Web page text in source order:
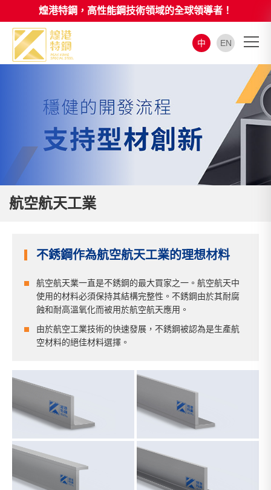
煌港特鋼，高性能鋼技術領域的全球領導者！
中 EN
航空航天工業
不銹鋼作為航空航天工業的理想材料
航空航天業一直是不銹鋼的最大買家之一。航空航天中
使用的材料必須保持其結構完整性。不銹鋼由於其耐腐
蝕和耐高溫氧化而被用於航空航天應用。
由於航空工業技術的快速發展，不銹鋼被認為是生產航
空材料的絕佳材料選擇。